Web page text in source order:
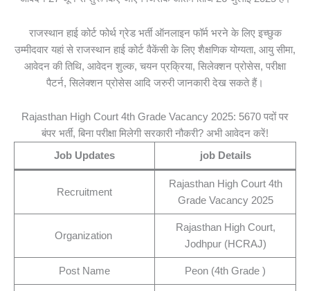
राजस्थान हाई कोर्ट फोर्थ ग्रेड भर्ती ऑनलाइन फॉर्म भरने के लिए इच्छुक
उम्मीदवार यहां से राजस्थान हाई कोर्ट वैकेंसी के लिए शैक्षणिक योग्यता, आयु सीमा,
आवेदन की तिथि, आवेदन शुल्क, चयन प्रक्रिया, सिलेक्शन प्रोसेस, परीक्षा
पैटर्न, सिलेक्शन प्रोसेस आदि जरुरी जानकारी देख सकते हैं।
Rajasthan High Court 4th Grade Vacancy 2025: 5670 पदों पर
बंपर भर्ती, बिना परीक्षा मिलेगी सरकारी नौकरी? अभी आवेदन करें!
Job Updates
job Details
Recruitment
Rajasthan High Court 4th
Grade Vacancy 2025
Organization
Rajasthan High Court,
Jodhpur (HCRAJ)
Post Name Peon (4th Grade )